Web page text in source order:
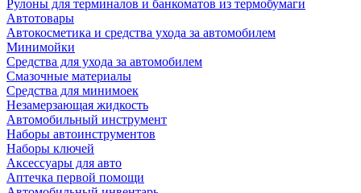
Рулоны для терминалов и банкоматов из термобумаги
Автотовары
Автокосметика и средства ухода за автомобилем
Минимойки
Средства для ухода за автомобилем
Смазочные материалы
Средства для минимоек
Незамерзающая жидкость
Автомобильный инструмент
Наборы автоинструментов
Наборы ключей
Аксессуары для авто
Аптечка первой помощи